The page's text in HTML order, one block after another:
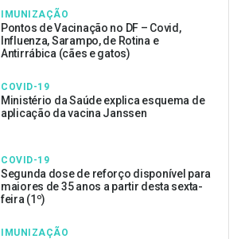
IMUNIZAÇÃO
Pontos de Vacinação no DF – Covid,
Influenza, Sarampo, de Rotina e
Antirrábica (cães e gatos)
COVID-19
Ministério da Saúde explica esquema de
aplicação da vacina Janssen
COVID-19
Segunda dose de reforço disponível para
maiores de 35 anos a partir desta sexta-
feira (1º)
IMUNIZAÇÃO